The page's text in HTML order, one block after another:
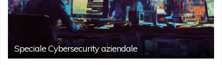
Speciale Cybersecurity aziendale